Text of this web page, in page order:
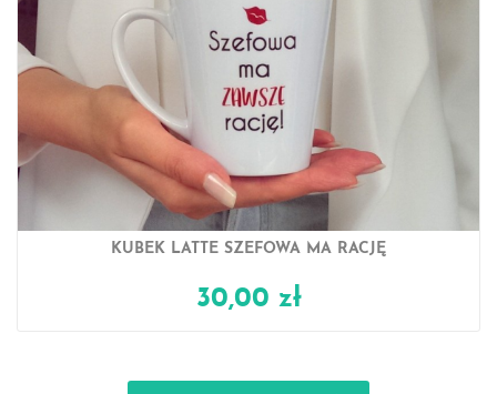
KUBEK LATTE SZEFOWA MA RACJĘ
30,00 zł